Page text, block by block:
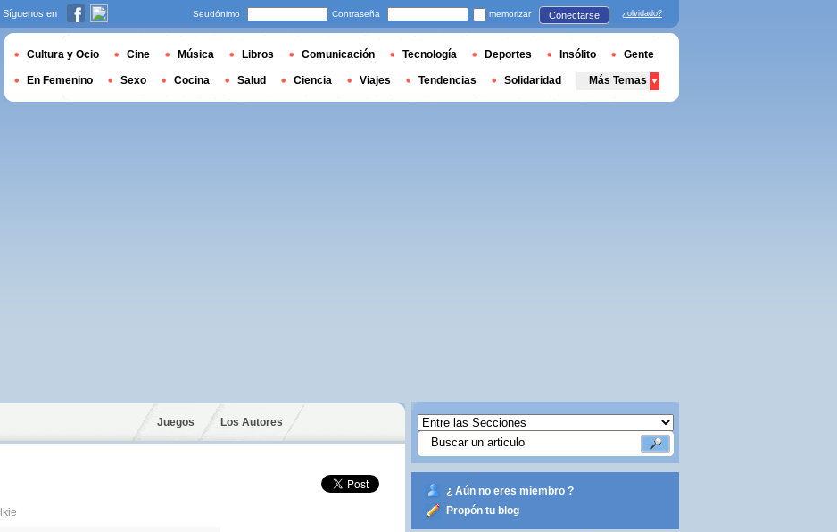
Juegos Los Autores
¿ Aún no eres miembro ?
Propón tu blog
Síguenos en Seudónimo Contraseña memorizar Conectarse ¿olvidado?
Cultura y Ocio Cine Música Libros Comunicación Tecnología Deportes Insólito Gente
En Femenino Sexo Cocina Salud Ciencia Viajes Tendencias Solidaridad Más Temas